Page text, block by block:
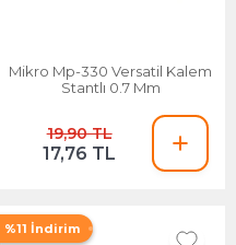
Mikro Mp-330 Versatil Kalem
Stantlı 0.7 Mm
19,90 TL
17,76 TL
%11 İndirim